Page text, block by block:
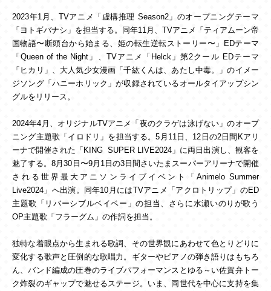
2023年1月、TVアニメ「虚構推理 Season2」のオープニングテーマ
「ヨトギバナシ」を担当する。同年11月、TVアニメ「ティアムーン帝
国物語〜断頭台から始まる、姫の転生逆転ストーリー〜」EDテーマ
「Queen of the Night」、TVアニメ「Helck」第2クール EDテーマ
「ヒカリ」、大人気少女漫画「千紘くんは、あたし中毒。」のイメー
ジソング「ハニーホリック」が収録されているオールタイアップシン
グルをリリース。
2024年4月、オリジナルTVアニメ「夜のクラゲは泳げない」のオープ
ニング主題歌「イロドリ」を担当する。5月11日、12日の2日間Kアリ
ーナで開催された「KING SUPER LIVE2024」に両日出演し、観客を
魅了する。8月30日〜9月1日の3日間さいたまスーパーアリーナで開催
される世界最大アニソンライブイベント「Animelo Summer
Live2024」へ出演。同年10月にはTVアニメ「アクロトリップ」のED
主題歌「リバーシブルベイベー」の担当、さらに水瀬いのりが歌う
OP主題歌「フラーグム」の作詞を担当。
独特な着眼点から生まれる歌詞、その世界観にあわせて色とりどりに
変化する歌声と圧倒的な歌唱力。ギターやピアノの弾き語りはもちろ
ん、バンド編成の圧巻のライブパフォーマンスとゆる～い佐賀弁トー
ク炸裂のギャップで魅せるステージ。いま、同世代を中心に支持を集